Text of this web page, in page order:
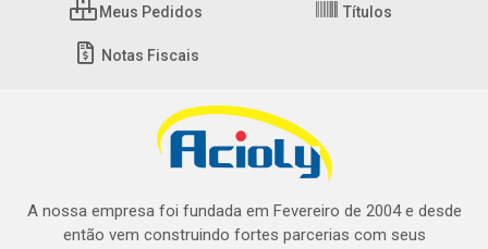
Meus Pedidos Títulos
Notas Fiscais
A nossa empresa foi fundada em Fevereiro de 2004 e desde
então vem construindo fortes parcerias com seus